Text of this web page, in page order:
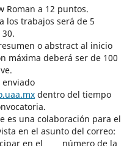
Roman a 12 puntos.
los trabajos será de 5
o abstract al inicio
máxima deberá ser de 100
enviado
dentro del tiempo
es una colaboración para el
en el asunto del correo:
en el ____ número de la